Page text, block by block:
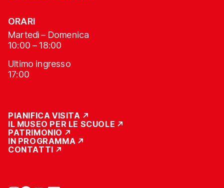
ORARI
Martedì – Domenica
10:00 – 18:00
Ultimo ingresso
17:00
PIANIFICA VISITA
IL MUSEO PER LE SCUOLE
PATRIMONIO
IN PROGRAMMA
CONTATTI